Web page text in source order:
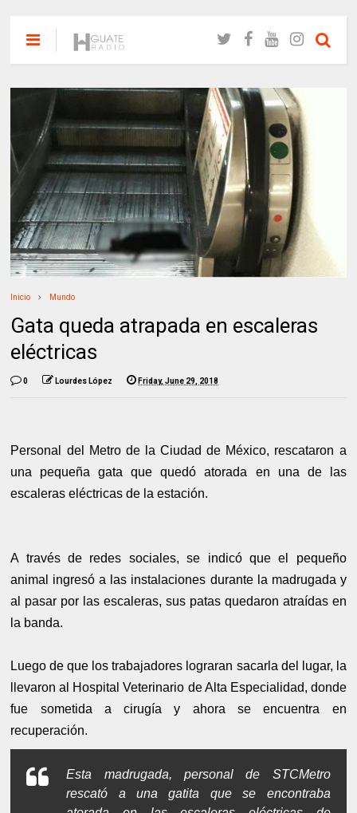
Inicio Mundo
Gata queda atrapada en escaleras
eléctricas
0 Lourdes López Friday, June 29, 2018
Personal del Metro de la Ciudad de México, rescataron a
una pequeña gata que quedó atorada en una de las
escaleras eléctricas de la estación.
A través de redes sociales, se indicó que el pequeño
animal ingresó a las instalaciones durante la madrugada y
al pasar por las escaleras, sus patas quedaron atraídas en
la banda.
Luego de que los trabajadores lograran sacarla del lugar, la
llevaron al Hospital Veterinario de Alta Especialidad, donde
fue sometida a cirugía y ahora se encuentra en
recuperación.
Esta madrugada, personal de STCMetro
rescató a una gatita que se encontraba